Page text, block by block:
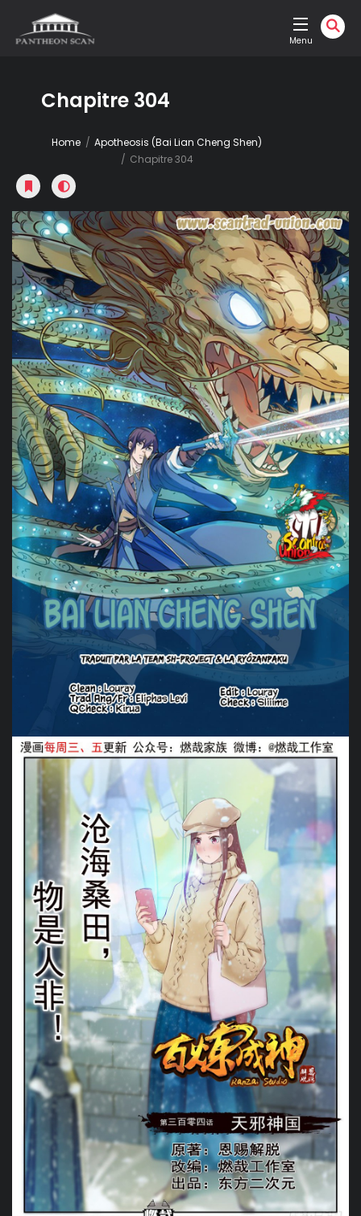
Menu
Chapitre 304
Home
Apotheosis (Bai Lian Cheng Shen)
Chapitre 304